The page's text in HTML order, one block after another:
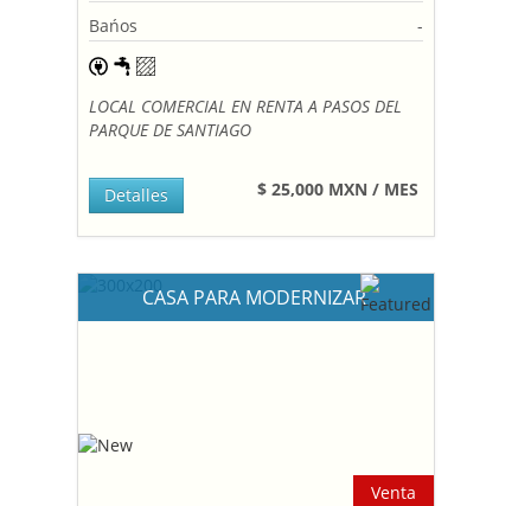
Bańos -
LOCAL COMERCIAL EN RENTA A PASOS DEL
PARQUE DE SANTIAGO
$ 25,000 MXN / MES
Detalles
CASA PARA MODERNIZAR
Venta